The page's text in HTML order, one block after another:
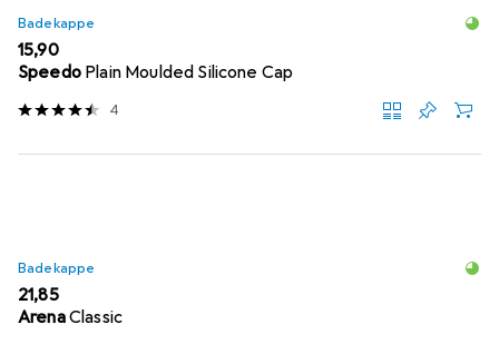
Badekappe
EUR
15,90
Speedo Plain Moulded Silicone Cap
4
Badekappe
EUR
21,85
ArenaClassic